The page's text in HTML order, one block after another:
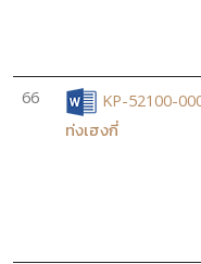
66
KP-52100-
ท่งเฮงกี่